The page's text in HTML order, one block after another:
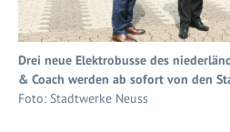
Drei neue Elektrobusse des
& Coach werden ab sofort von den
Foto: Stadtwerke Neuss